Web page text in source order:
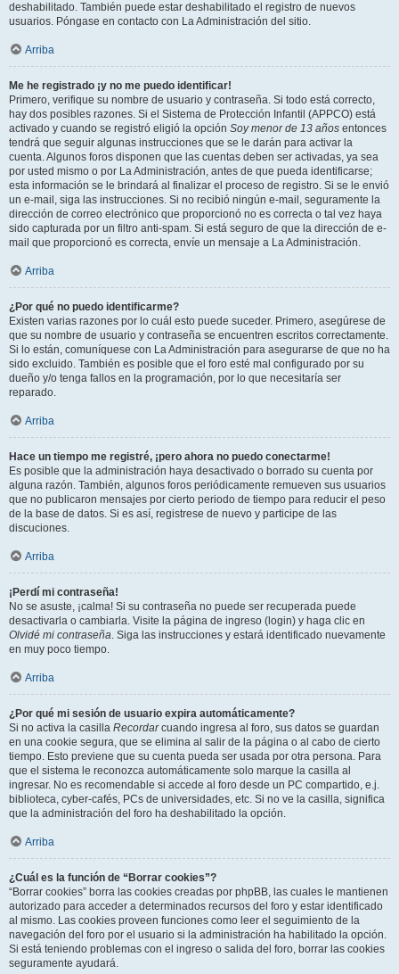
deshabilitado. También puede estar deshabilitado el registro de nuevos
usuarios. Póngase en contacto con La Administración del sitio.
Arriba
Me he registrado ¡y no me puedo identificar!
Primero, verifique su nombre de usuario y contraseña. Si todo está correcto,
hay dos posibles razones. Si el Sistema de Protección Infantil (APPCO) está
activado y cuando se registró eligió la opción Soy menor de 13 años entonces
tendrá que seguir algunas instrucciones que se le darán para activar la
cuenta. Algunos foros disponen que las cuentas deben ser activadas, ya sea
por usted mismo o por La Administración, antes de que pueda identificarse;
esta información se le brindará al finalizar el proceso de registro. Si se le envió
un e-mail, siga las instrucciones. Si no recibió ningún e-mail, seguramente la
dirección de correo electrónico que proporcionó no es correcta o tal vez haya
sido capturada por un filtro anti-spam. Si está seguro de que la dirección de e-
mail que proporcionó es correcta, envíe un mensaje a La Administración.
Arriba
¿Por qué no puedo identificarme?
Existen varias razones por lo cuál esto puede suceder. Primero, asegúrese de
que su nombre de usuario y contraseña se encuentren escritos correctamente.
Si lo están, comuníquese con La Administración para asegurarse de que no ha
sido excluido. También es posible que el foro esté mal configurado por su
dueño y/o tenga fallos en la programación, por lo que necesitaría ser
reparado.
Arriba
Hace un tiempo me registré, ¡pero ahora no puedo conectarme!
Es posible que la administración haya desactivado o borrado su cuenta por
alguna razón. También, algunos foros periódicamente remueven sus usuarios
que no publicaron mensajes por cierto periodo de tiempo para reducir el peso
de la base de datos. Si es así, registrese de nuevo y participe de las
discuciones.
Arriba
¡Perdí mi contraseña!
No se asuste, ¡calma! Si su contraseña no puede ser recuperada puede
desactivarla o cambiarla. Visite la página de ingreso (login) y haga clic en
Olvidé mi contraseña. Siga las instrucciones y estará identificado nuevamente
en muy poco tiempo.
Arriba
¿Por qué mi sesión de usuario expira automáticamente?
Si no activa la casilla Recordarcuando ingresa al foro, sus datos se guardan
en una cookie segura, que se elimina al salir de la página o al cabo de cierto
tiempo. Esto previene que su cuenta pueda ser usada por otra persona. Para
que el sistema le reconozca automáticamente solo marque la casilla al
ingresar. No es recomendable si accede al foro desde un PC compartido, e.j.
biblioteca, cyber-cafés, PCs de universidades, etc. Si no ve la casilla, significa
que la administración del foro ha deshabilitado la opción.
Arriba
¿Cuál es la función de “Borrar cookies”?
“Borrar cookies” borra las cookies creadas por phpBB, las cuales le mantienen
autorizado para acceder a determinados recursos del foro y estar identificado
al mismo. Las cookies proveen funciones como leer el seguimiento de la
navegación del foro por el usuario si la administración ha habilitado la opción.
Si está teniendo problemas con el ingreso o salida del foro, borrar las cookies
seguramente ayudará.